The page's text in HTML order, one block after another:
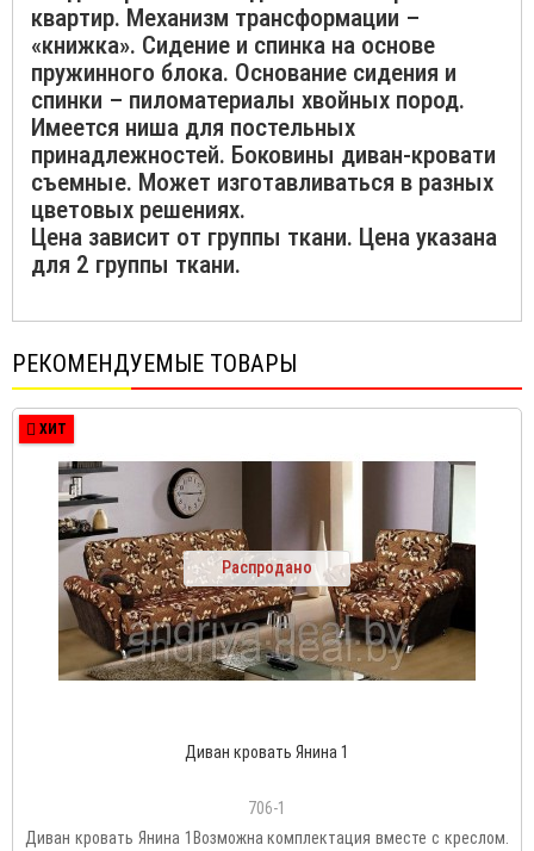
квартир. Механизм трансформации –
«книжка». Сидение и спинка на основе
пружинного блока. Основание сидения и
спинки – пиломатериалы хвойных пород.
Имеется ниша для постельных
принадлежностей. Боковины диван-кровати
съемные. Может изготавливаться в разных
цветовых решениях.
Цена зависит от группы ткани. Цена указана
для 2 группы ткани.
РЕКОМЕНДУЕМЫЕ ТОВАРЫ
ХИТ
Распродано
Диван кровать Янина 1
706-1
Диван кровать Янина 1Возможна комплектация вместе с креслом.